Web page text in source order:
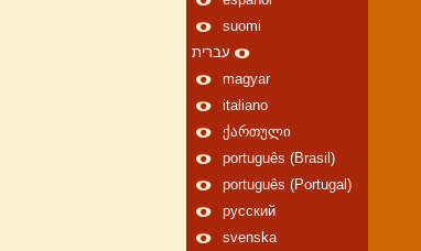
suomi
עברית
magyar
italiano
ქართული
português (Brasil)
português (Portugal)
русский
svenska